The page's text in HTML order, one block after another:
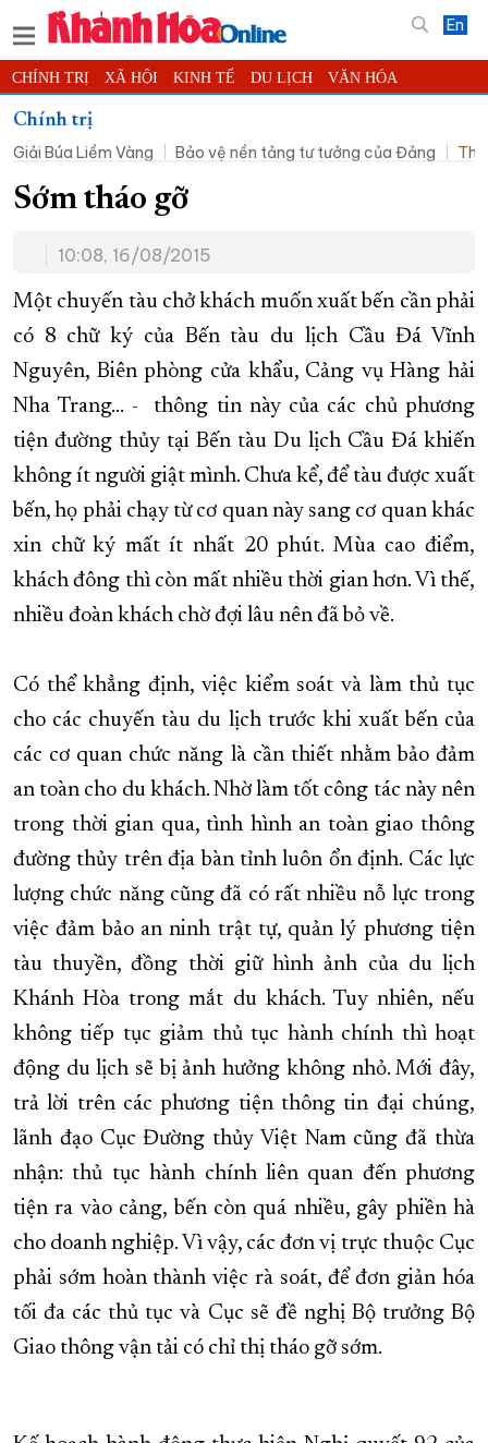
En
CHÍNH TRỊ XÃ HỘI KINH TẾ DU LỊCH VĂN HÓA
THỂ THAO
KHOA HỌC - CÔNG NGHỆ PHÁP LUẬT BẠN ĐỌC PHÓNG SỰ
THẾ GIỚI MULTIMEDIA
QUY HOẠCH TỈNH KHÁNH HÒA
TRƯỜNG SA BIỂN ĐẢO QUÊ HƯƠNG
CHUNG TAY CẢI CÁCH HÀNH CHÍNH
XÂY DỰNG NÔNG THÔN MỚI LỊCH CẮT ĐIỆN
TÀU - XE - MÁY BAY
KỶ NIỆM 370 NĂM XÂY DỰNG VÀ PHÁT TRIỂN TỈNH KHÁNH HÒA
KHOẢNH KHẮC ĐẸP XỨ TRẦM
XÂY DỰNG KHÁNH HÒA TRỞ THÀNH THÀNH PHỐ TRỰC THUỘC
ĐẠI HỘI ĐẢNG CÁC CẤP TRANG CHỦ
Chính trị
Giải Búa Liềm Vàng
Bảo vệ nền tảng tư tưởng của Đảng
Sớm tháo gỡ
10:08, 16/08/2015
Một chuyến tàu chở khách muốn xuất bến cần phải
có 8 chữ ký của Bến tàu du lịch Cầu Đá Vĩnh
Nguyên, Biên phòng cửa khẩu, Cảng vụ Hàng hải
Nha Trang... - thông tin này của các chủ phương
tiện đường thủy tại Bến tàu Du lịch Cầu Đá khiến
không ít người giật mình. Chưa kể, để tàu được xuất
bến, họ phải chạy từ cơ quan này sang cơ quan khác
xin chữ ký mất ít nhất 20 phút. Mùa cao điểm,
khách đông thì còn mất nhiều thời gian hơn. Vì thế,
nhiều đoàn khách chờ đợi lâu nên đã bỏ về.
Có thể khẳng định, việc kiểm soát và làm thủ tục
cho các chuyến tàu du lịch trước khi xuất bến của
các cơ quan chức năng là cần thiết nhằm bảo đảm
an toàn cho du khách. Nhờ làm tốt công tác này nên
trong thời gian qua, tình hình an toàn giao thông
đường thủy trên địa bàn tỉnh luôn ổn định. Các lực
lượng chức năng cũng đã có rất nhiều nỗ lực trong
việc đảm bảo an ninh trật tự, quản lý phương tiện
tàu thuyền, đồng thời giữ hình ảnh của du lịch
Khánh Hòa trong mắt du khách. Tuy nhiên, nếu
không tiếp tục giảm thủ tục hành chính thì hoạt
động du lịch sẽ bị ảnh hưởng không nhỏ. Mới đây,
trả lời trên các phương tiện thông tin đại chúng,
lãnh đạo Cục Đường thủy Việt Nam cũng đã thừa
nhận: thủ tục hành chính liên quan đến phương
tiện ra vào cảng, bến còn quá nhiều, gây phiền hà
cho doanh nghiệp. Vì vậy, các đơn vị trực thuộc Cục
phải sớm hoàn thành việc rà soát, để đơn giản hóa
tối đa các thủ tục và Cục sẽ đề nghị Bộ trưởng Bộ
Giao thông vận tải có chỉ thị tháo gỡ sớm.